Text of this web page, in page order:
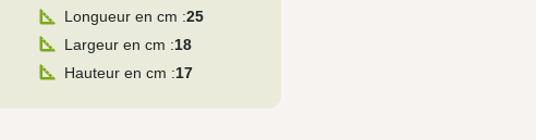
Longueur en cm :25
Largeur en cm :18
Hauteur en cm :17